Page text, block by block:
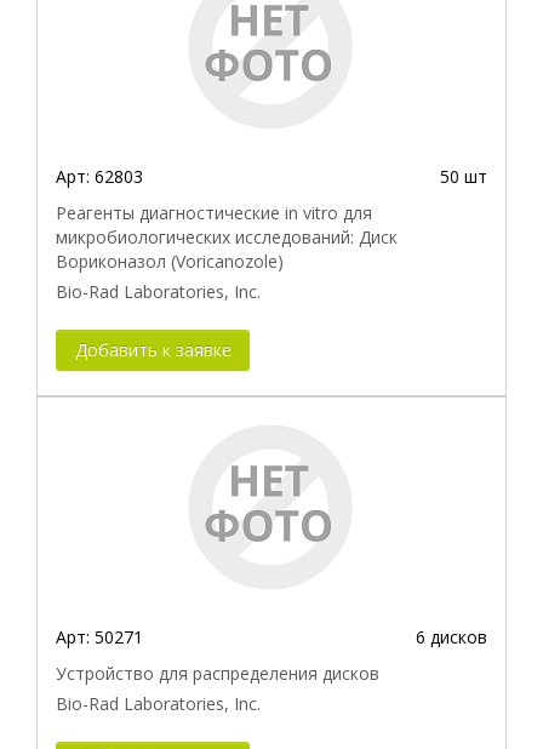
Арт: 62803
50 шт
Реагенты диагностические in vitro для
микробиологических исследований: Диск
Вориконазол (Voricanozole)
Bio-Rad Laboratories, Inc.
Добавить к заявке
Арт: 50271
6 дисков
Устройство для распределения дисков
Bio-Rad Laboratories, Inc.